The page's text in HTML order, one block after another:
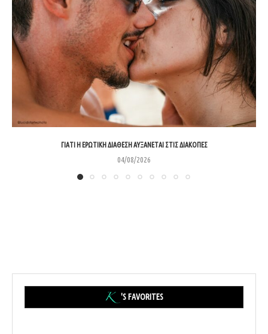
ΓΙΑΤΊ Η ΕΡΩΤΙΚΉ ΔΙΆΘΕΣΗ ΑΥΞΆΝΕΤΑΙ ΣΤΙΣ ΔΙΑΚΟΠΈΣ
04/08/2026
'S FAVORITES